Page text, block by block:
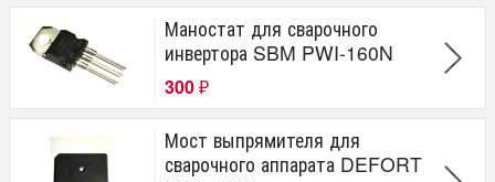
Маностат для сварочного
инвертора SBM PWI-160N
300 ₽
Мост выпрямителя для
сварочного аппарата DEFORT